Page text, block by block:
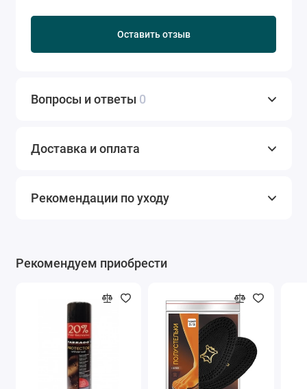
Оставить отзыв
Вопросы и ответы 0
Доставка и оплата
Рекомендации по уходу
Рекомендуем приобрести